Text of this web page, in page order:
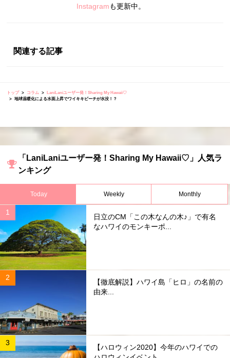
Instagramも更新中。
関連する記事
トップ コラム
LaniLaniユーザー発！Sharing My Hawaii♡
地球温暖化による水面上昇でワイキキビーチが水没！？
「LaniLaniユーザー発！Sharing My Hawaii♡」人気ラ
ンキング
Today Weekly Monthly
日立のCM「この木なんの木♪」で有名
なハワイのモンキーポ...
【徹底解説】ハワイ島「ヒロ」の名前の
由来...
【ハロウィン2020】今年のハワイでの